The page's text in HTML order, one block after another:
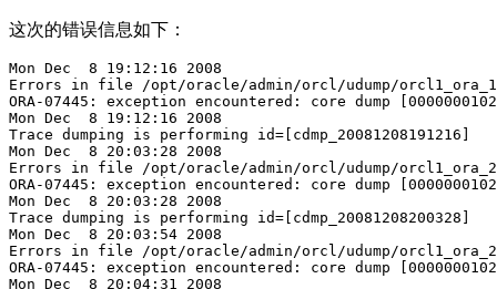
这次的错误信息如下：
Mon Dec  8 19:12:16 2008
Errors in file /opt/oracle/admin/orcl/udump/
ORA-07445: exception encountered: core dump
Mon Dec  8 19:12:16 2008
Trace dumping is performing id=[cdmp_20081208191216]
Mon Dec  8 20:03:28 2008
Errors in file /opt/oracle/admin/orcl/udump/
ORA-07445: exception encountered: core dump
Mon Dec  8 20:03:28 2008
Trace dumping is performing id=[cdmp_20081208200328]
Mon Dec  8 20:03:54 2008
Errors in file /opt/oracle/admin/orcl/udump/
ORA-07445: exception encountered: core dump
Mon Dec  8 20:04:31 2008